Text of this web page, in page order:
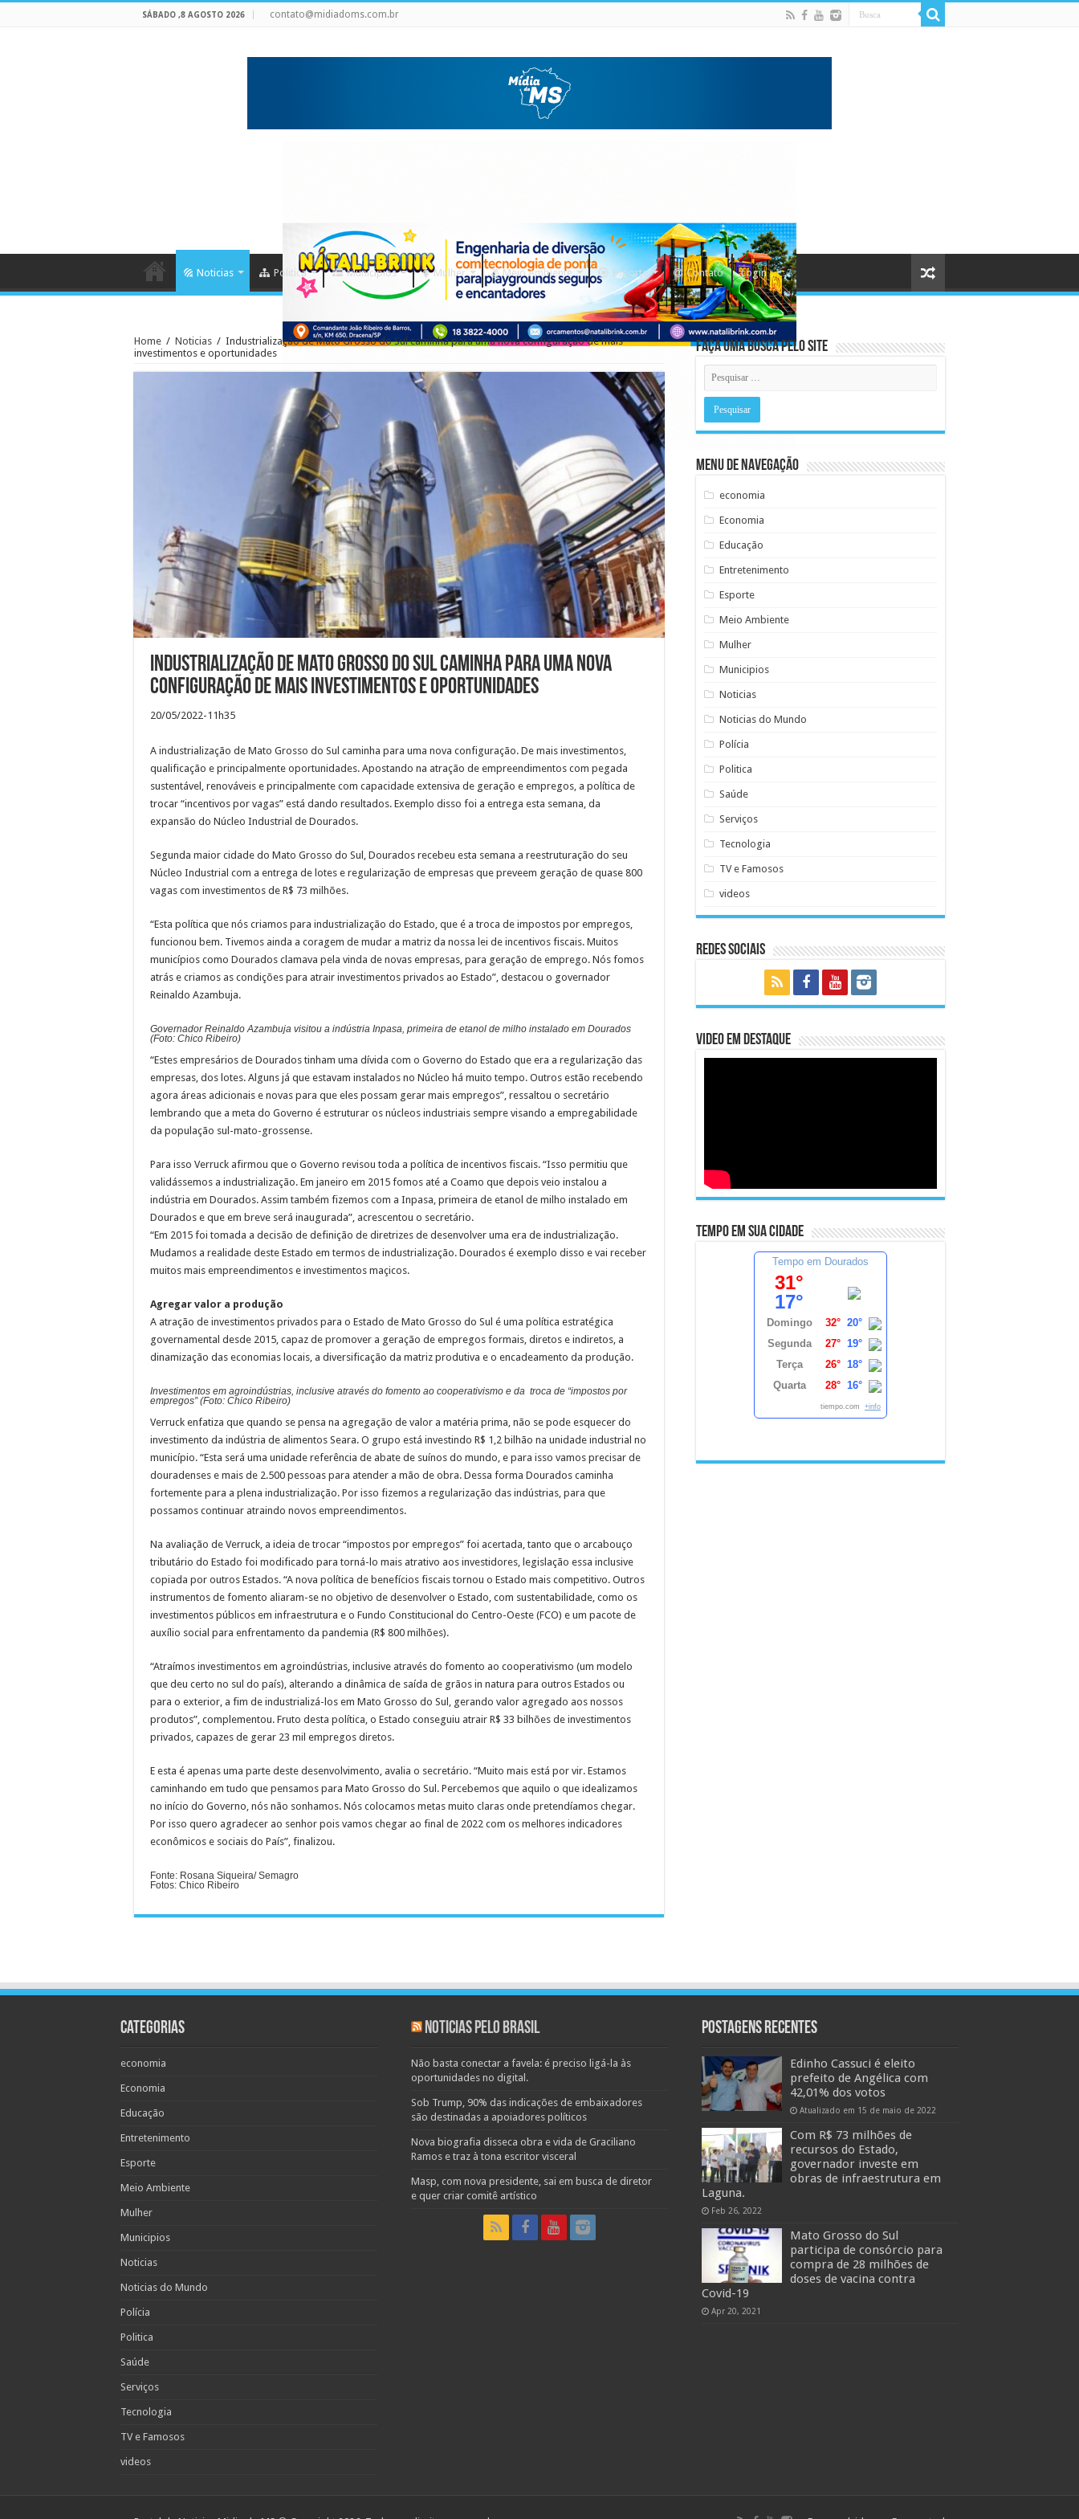
SÁBADO ,8 AGOSTO 2026 contato@midiadoms.com.br
Noticias Politica Municipios Mulher Meio Ambiente Esporte Contato Login
Home / Noticias / Industrialização de Mato Grosso do Sul caminha para uma nova configuração de mais
investimentos e oportunidades
Industrialização de Mato Grosso do Sul caminha para uma nova
configuração de mais investimentos e oportunidades
20/05/2022-11h35
A industrialização de Mato Grosso do Sul caminha para uma nova configuração. De mais investimentos,
qualificação e principalmente oportunidades. Apostando na atração de empreendimentos com pegada
sustentável, renováveis e principalmente com capacidade extensiva de geração e empregos, a política de
trocar “incentivos por vagas” está dando resultados. Exemplo disso foi a entrega esta semana, da
expansão do Núcleo Industrial de Dourados.
Segunda maior cidade do Mato Grosso do Sul, Dourados recebeu esta semana a reestruturação do seu
Núcleo Industrial com a entrega de lotes e regularização de empresas que preveem geração de quase 800
vagas com investimentos de R$ 73 milhões.
“Esta política que nós criamos para industrialização do Estado, que é a troca de impostos por empregos,
funcionou bem. Tivemos ainda a coragem de mudar a matriz da nossa lei de incentivos fiscais. Muitos
municípios como Dourados clamava pela vinda de novas empresas, para geração de emprego. Nós fomos
atrás e criamos as condições para atrair investimentos privados ao Estado”, destacou o governador
Reinaldo Azambuja.
Governador Reinaldo Azambuja visitou a indústria Inpasa, primeira de etanol de milho instalado em Dourados
(Foto: Chico Ribeiro)
“Estes empresários de Dourados tinham uma dívida com o Governo do Estado que era a regularização das
empresas, dos lotes. Alguns já que estavam instalados no Núcleo há muito tempo. Outros estão recebendo
agora áreas adicionais e novas para que eles possam gerar mais empregos”, ressaltou o secretário
lembrando que a meta do Governo é estruturar os núcleos industriais sempre visando a empregabilidade
da população sul-mato-grossense.
Para isso Verruck afirmou que o Governo revisou toda a política de incentivos fiscais. “Isso permitiu que
validássemos a industrialização. Em janeiro em 2015 fomos até a Coamo que depois veio instalou a
indústria em Dourados. Assim também fizemos com a Inpasa, primeira de etanol de milho instalado em
Dourados e que em breve será inaugurada”, acrescentou o secretário.
“Em 2015 foi tomada a decisão de definição de diretrizes de desenvolver uma era de industrialização.
Mudamos a realidade deste Estado em termos de industrialização. Dourados é exemplo disso e vai receber
muitos mais empreendimentos e investimentos maçicos.
Agregar valor a produção
A atração de investimentos privados para o Estado de Mato Grosso do Sul é uma política estratégica
governamental desde 2015, capaz de promover a geração de empregos formais, diretos e indiretos, a
dinamização das economias locais, a diversificação da matriz produtiva e o encadeamento da produção.
Investimentos em agroindústrias, inclusive através do fomento ao cooperativismo e da troca de “impostos por
empregos” (Foto: Chico Ribeiro)
Verruck enfatiza que quando se pensa na agregação de valor a matéria prima, não se pode esquecer do
investimento da indústria de alimentos Seara. O grupo está investindo R$ 1,2 bilhão na unidade industrial no
município. “Esta será uma unidade referência de abate de suínos do mundo, e para isso vamos precisar de
douradenses e mais de 2.500 pessoas para atender a mão de obra. Dessa forma Dourados caminha
fortemente para a plena industrialização. Por isso fizemos a regularização das indústrias, para que
possamos continuar atraindo novos empreendimentos.
Na avaliação de Verruck, a ideia de trocar “impostos por empregos” foi acertada, tanto que o arcabouço
tributário do Estado foi modificado para torná-lo mais atrativo aos investidores, legislação essa inclusive
copiada por outros Estados. “A nova política de benefícios fiscais tornou o Estado mais competitivo. Outros
instrumentos de fomento aliaram-se no objetivo de desenvolver o Estado, com sustentabilidade, como os
investimentos públicos em infraestrutura e o Fundo Constitucional do Centro-Oeste (FCO) e um pacote de
auxílio social para enfrentamento da pandemia (R$ 800 milhões).
“Atraímos investimentos em agroindústrias, inclusive através do fomento ao cooperativismo (um modelo
que deu certo no sul do país), alterando a dinâmica de saída de grãos in natura para outros Estados ou
para o exterior, a fim de industrializá-los em Mato Grosso do Sul, gerando valor agregado aos nossos
produtos”, complementou. Fruto desta política, o Estado conseguiu atrair R$ 33 bilhões de investimentos
privados, capazes de gerar 23 mil empregos diretos.
E esta é apenas uma parte deste desenvolvimento, avalia o secretário. “Muito mais está por vir. Estamos
caminhando em tudo que pensamos para Mato Grosso do Sul. Percebemos que aquilo o que idealizamos
no início do Governo, nós não sonhamos. Nós colocamos metas muito claras onde pretendíamos chegar.
Por isso quero agradecer ao senhor pois vamos chegar ao final de 2022 com os melhores indicadores
econômicos e sociais do País”, finalizou.
Fonte: Rosana Siqueira/ Semagro
Fotos: Chico Ribeiro
Faça uma busca pelo Site
Menu de Navegação
economia
Economia
Educação
Entretenimento
Esporte
Meio Ambiente
Mulher
Municipios
Noticias
Noticias do Mundo
Polícia
Politica
Saúde
Serviços
Tecnologia
TV e Famosos
videos
Redes Sociais
Video em Destaque
Tempo em sua cidade
Tempo em Dourados
31°
17°
Domingo 32° 20°
Segunda
27° 19°
Terça
26° 18°
Quarta
28° 16°
tiempo.com +info
Categorias
economia
Economia
Educação
Entretenimento
Esporte
Meio Ambiente
Mulher
Municipios
Noticias
Noticias do Mundo
Polícia
Politica
Saúde
Serviços
Tecnologia
TV e Famosos
videos
Noticias pelo Brasil
Não basta conectar a favela: é preciso ligá-la às
oportunidades no digital.
Sob Trump, 90% das indicações de embaixadores
são destinadas a apoiadores políticos
Nova biografia disseca obra e vida de Graciliano
Ramos e traz à tona escritor visceral
Masp, com nova presidente, sai em busca de diretor
e quer criar comitê artístico
Postagens Recentes
Edinho Cassuci é eleito
prefeito de Angélica com
42,01% dos votos
Atualizado em 15 de maio de 2022
Com R$ 73 milhões de
recursos do Estado,
governador investe em
obras de infraestrutura em
Laguna.
Feb 26, 2022
Mato Grosso do Sul
participa de consórcio para
compra de 28 milhões de
doses de vacina contra
Covid-19
Apr 20, 2021